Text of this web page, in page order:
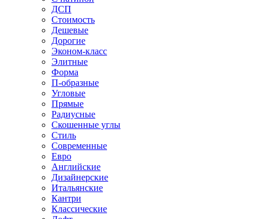
ДСП
Стоимость
Дешевые
Дорогие
Эконом-класс
Элитные
Форма
П-образные
Угловые
Прямые
Радиусные
Скошенные углы
Стиль
Современные
Евро
Английские
Дизайнерские
Итальянские
Кантри
Классические